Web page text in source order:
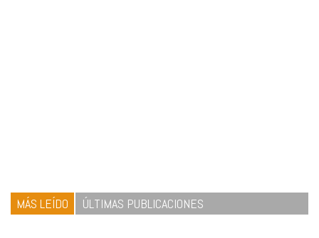
MÁS LEÍDO ÚLTIMAS PUBLICACIONES